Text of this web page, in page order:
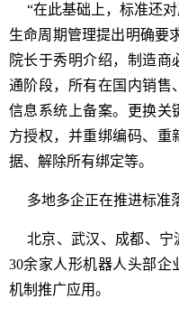
“在此基础上，标准还
生命周期管理提出明确要
院长于秀明介绍，制造
通阶段，所有在国内销售
信息系统上备案。更换关
方授权，并重绑编码、重
据、解除所有绑定等。
多地多企正在推进标准
北京、武汉、成都、宁
30余家人形机器人头部企
机制推广应用。